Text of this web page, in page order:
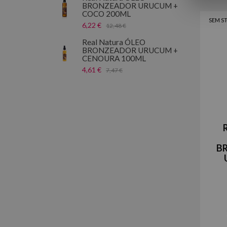
BRONZEADOR URUCUM +
COCO 200ML
6,22 € 12,48 €
Real Natura ÓLEO
BRONZEADOR URUCUM +
CENOURA 100ML
4,61 € 7,47 €
SEM